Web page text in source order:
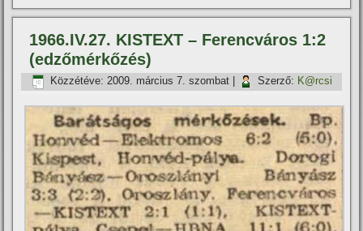
1966.IV.27. KISTEXT – Ferencváros 1:2
(edzőmérkőzés)
Közzétéve: 2009. március 7. szombat Szerző: K@rcsi